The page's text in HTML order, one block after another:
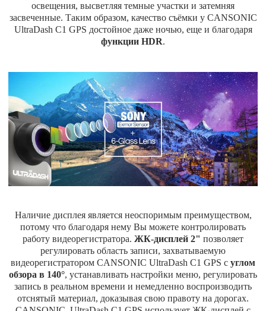
освещения, высветляя темные участки и затемняя
засвеченные. Таким образом, качество съёмки у CANSONIC
UltraDash C1 GPS достойное даже ночью, еще и благодаря
функции HDR.
Наличие дисплея является неоспоримым преимуществом,
потому что благодаря нему Вы можете контролировать
работу видеорегистратора. ЖК-дисплей 2" позволяет
регулировать область записи, захватываемую
видеорегистратором CANSONIC UltraDash C1 GPS с углом
обзора в 140°, устанавливать настройки меню, регулировать
запись в реальном времени и немедленно воспроизводить
отснятый материал, доказывая свою правоту на дорогах.